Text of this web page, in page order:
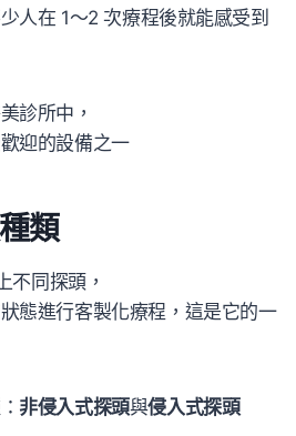
人在 1～2 次療程後就能感受到
診所中，
迎的設備之一
類
不同探頭，
態進行客製化療程，這是它的一
非侵入式探頭與侵入式探頭